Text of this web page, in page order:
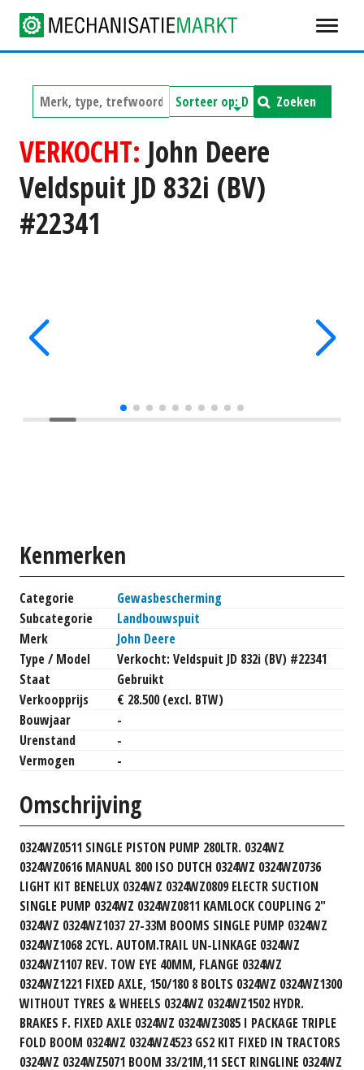
Zoeken
VERKOCHT: John Deere
Veldspuit JD 832i (BV)
#22341
Kenmerken
Categorie
Gewasbescherming
Subcategorie
Landbouwspuit
Merk
John Deere
Type / Model
Verkocht: Veldspuit JD 832i (BV) #22341
Staat
Gebruikt
Verkoopprijs
€ 28.500 (excl. BTW)
Bouwjaar
-
Urenstand
-
Vermogen
-
Omschrijving
0324WZ0511 SINGLE PISTON PUMP 280LTR. 0324WZ
0324WZ0616 MANUAL 800 ISO DUTCH 0324WZ 0324WZ0736
LIGHT KIT BENELUX 0324WZ 0324WZ0809 ELECTR SUCTION
SINGLE PUMP 0324WZ 0324WZ0811 KAMLOCK COUPLING 2"
0324WZ 0324WZ1037 27-33M BOOMS SINGLE PUMP 0324WZ
0324WZ1068 2CYL. AUTOM.TRAIL UN-LINKAGE 0324WZ
0324WZ1107 REV. TOW EYE 40MM, FLANGE 0324WZ
0324WZ1221 FIXED AXLE, 150/180 8 BOLTS 0324WZ 0324WZ1300
WITHOUT TYRES & WHEELS 0324WZ 0324WZ1502 HYDR.
BRAKES F. FIXED AXLE 0324WZ 0324WZ3085 I PACKAGE TRIPLE
FOLD BOOM 0324WZ 0324WZ4523 GS2 KIT FIXED IN TRACTORS
0324WZ 0324WZ5071 BOOM 33/21M,11 SECT RINGLINE 0324WZ